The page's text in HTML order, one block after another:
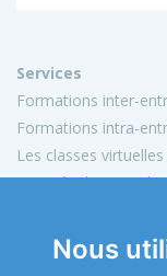
Nous
Services
Formations inter-
Formations intra-
Les classes
Activités de conseil
Informations